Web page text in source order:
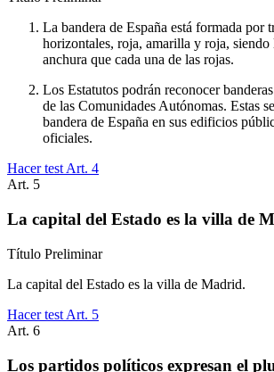
La bandera de España está formada por
horizontales, roja, amarilla y roja,
anchura que cada una de las rojas.
Los Estatutos podrán reconocer
de las Comunidades Autónomas. Estas
bandera de España en sus edificios
oficiales.
Hacer test Art. 4
Art. 5
La capital del Estado es la villa de
Título Preliminar
La capital del Estado es la villa de Madrid.
Hacer test Art. 5
Art. 6
Los partidos políticos expresan el